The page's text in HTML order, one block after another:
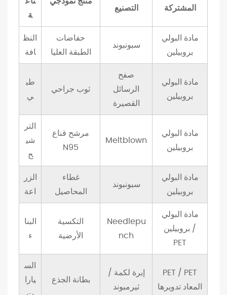
ا
ل
ا
خ
ت
ل
ر
ئ
ي
ك
ة
التصنيع
المشتركة
النظ
افة
حفاضات
الطبقة العليا
سبونبوند
مادة البولي
بروبيلين
طب
ي
ثوب جراحي
صفح
الرسائل
القصيرة
مادة البولي
بروبيلين
التر
شي
ح
مرشح قناع
N95
Meltblown
مادة البولي
بروبيلين
الزر
اعة
غطاء
المحاصيل
سبونبوند
مادة البولي
بروبيلين
البنا
ء
التكسية
الأرضية
Needlepu
nch
مادة البولي
بروبيلين /
PET
الس
يارا
بطانة الجذع
إبرة لكمة /
ثيرمبوند
PET / PET
المعاد تدويرها